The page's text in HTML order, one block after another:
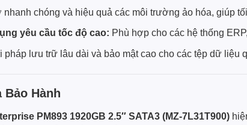
nhanh chóng và hiệu quả các môi trường ảo hóa, giúp
yêu cầu tốc độ cao: Phù hợp cho các hệ thống
pháp lưu trữ lâu dài và bảo mật cao cho các tệp dữ liệu
Bảo Hành
PM893 1920GB 2.5″ SATA3 (MZ-7L31T900)